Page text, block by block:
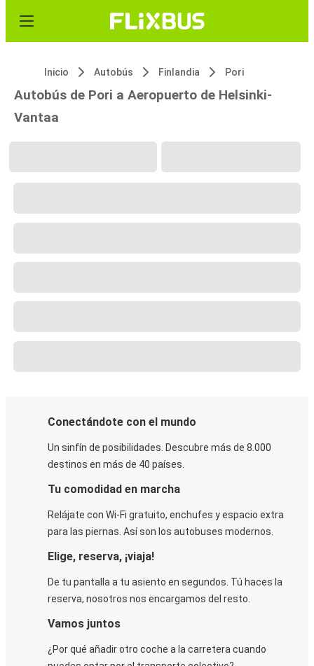
Inicio Autobús Finlandia Pori
Autobús de Pori a Aeropuerto de Helsinki-
Vantaa
Conectándote con el mundo
Un sinfín de posibilidades. Descubre más de 8.000
destinos en más de 40 países.
Tu comodidad en marcha
Relájate con Wi-Fi gratuito, enchufes y espacio extra
para las piernas. Así son los autobuses modernos.
Elige, reserva, ¡viaja!
De tu pantalla a tu asiento en segundos. Tú haces la
reserva, nosotros nos encargamos del resto.
Vamos juntos
¿Por qué añadir otro coche a la carretera cuando